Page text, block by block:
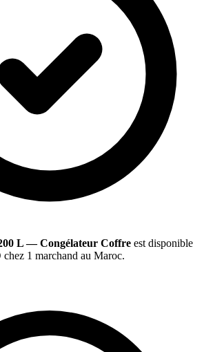
L — Congélateur Coffre est disponible
chez 1 marchand au Maroc.